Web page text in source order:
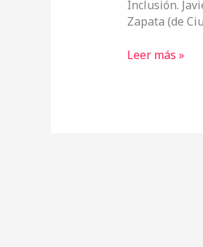
Inclusión.
Zapata (de
Leer más »